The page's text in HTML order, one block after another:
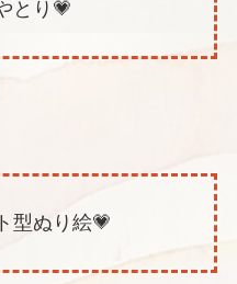
とり💗
型ぬり絵💗